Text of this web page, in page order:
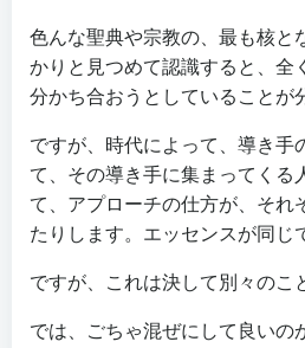
色んな聖典や宗教の、最も核と
かりと見つめて認識すると、全
分かち合おうとしていることが
ですが、時代によって、導き手
て、その導き手に集まってくる
て、アプローチの仕方が、それ
たりします。エッセンスが同じ
ですが、これは決して別々のこ
では、ごちゃ混ぜにして良いの